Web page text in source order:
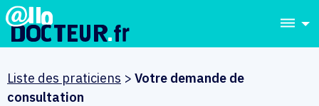
dehaze
Liste des praticiens > Votre demande de
consultation